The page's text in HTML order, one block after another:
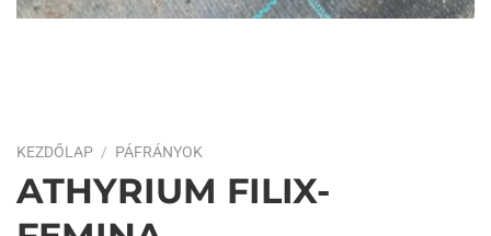
KEZDŐLAP / PÁFRÁNYOK
ATHYRIUM FILIX-